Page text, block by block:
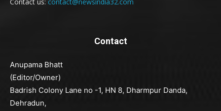
Contact
Anupama Bhatt
(Editor/Owner)
Badrish Colony Lane no -1, HN 8, Dharmpur Danda,
Dehradun,